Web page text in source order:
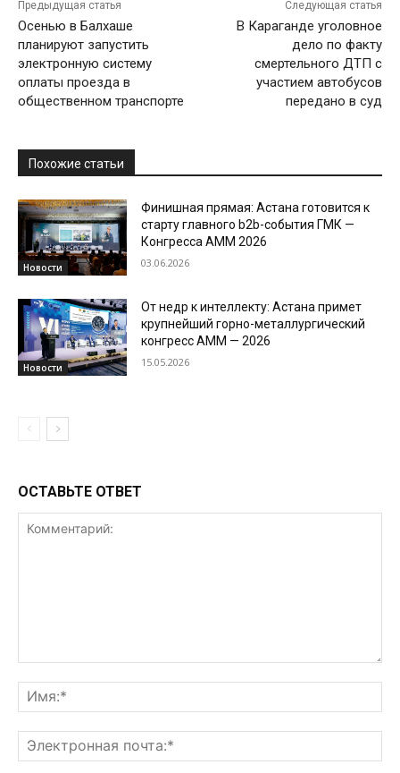
Предыдущая статья
Осенью в Балхаше
планируют запустить
электронную систему
оплаты проезда в
общественном транспорте
Следующая статья
В Караганде уголовное
дело по факту
смертельного ДТП с
участием автобусов
передано в суд
Похожие статьи
Новости
Финишная прямая: Астана готовится к
старту главного b2b-события ГМК —
Конгресса AMM 2026
03.06.2026
Новости
От недр к интеллекту: Астана примет
крупнейший горно-металлургический
конгресс AMM — 2026
15.05.2026
ОСТАВЬТЕ ОТВЕТ